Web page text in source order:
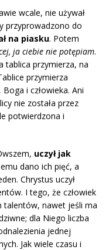
wcale, nie używał
przyprowadzono do
na piasku. Potem
ja ciebie nie potępiam.
tablica przymierza, na
przymierza
i człowieka. Ani
nie została przez
potwierdzona i
uczył jak
dano ich pięć, a
Chrystus uczył
I tego, że człowiek
talentów, nawet jeśli ma
dla Niego liczba
jednej
Jak wiele czasu i